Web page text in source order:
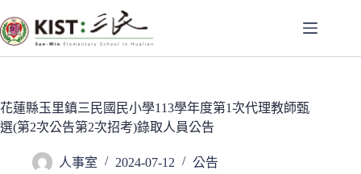
至
主
容
花蓮縣玉里鎮三民國民小學113學年度第1次代理教師甄
選(第2次公告第2次招考)錄取人員公告
人事室 2024-07-12 公告